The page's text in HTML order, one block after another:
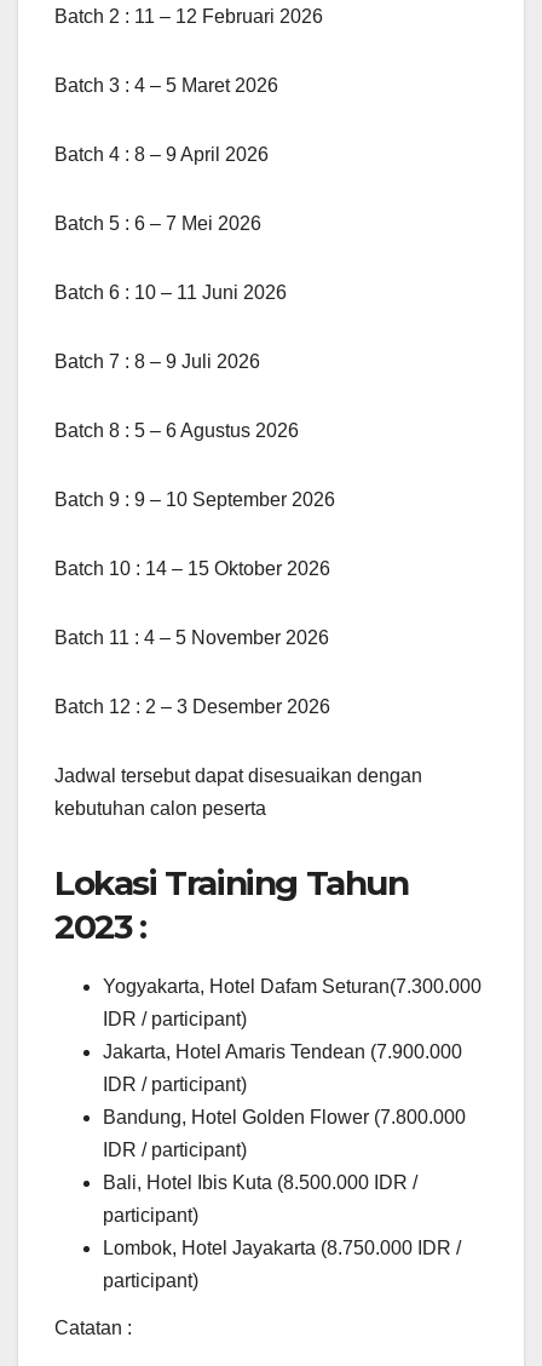
Batch 2 : 11 – 12 Februari 2026
Batch 3 : 4 – 5 Maret 2026
Batch 4 : 8 – 9 April 2026
Batch 5 : 6 – 7 Mei 2026
Batch 6 : 10 – 11 Juni 2026
Batch 7 : 8 – 9 Juli 2026
Batch 8 : 5 – 6 Agustus 2026
Batch 9 : 9 – 10 September 2026
Batch 10 : 14 – 15 Oktober 2026
Batch 11 : 4 – 5 November 2026
Batch 12 : 2 – 3 Desember 2026
Jadwal tersebut dapat disesuaikan dengan
kebutuhan calon peserta
Lokasi Training Tahun
2023 :
Yogyakarta, Hotel Dafam Seturan(7.300.000
IDR / participant)
Jakarta, Hotel Amaris Tendean (7.900.000
IDR / participant)
Bandung, Hotel Golden Flower (7.800.000
IDR / participant)
Bali, Hotel Ibis Kuta (8.500.000 IDR /
participant)
Lombok, Hotel Jayakarta (8.750.000 IDR /
participant)
Catatan :